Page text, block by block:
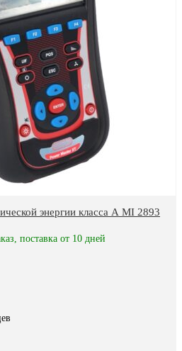
энергии класса А MI 2893
поставка от 10 дней